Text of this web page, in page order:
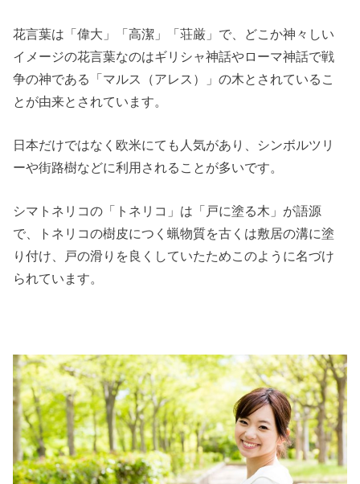
花言葉は「偉大」「高潔」「荘厳」で、どこか神々しい
イメージの花言葉なのはギリシャ神話やローマ神話で戦
争の神である「マルス（アレス）」の木とされているこ
とが由来とされています。
日本だけではなく欧米にても人気があり、シンボルツリ
ーや街路樹などに利用されることが多いです。
シマトネリコの「トネリコ」は「戸に塗る木」が語源
で、トネリコの樹皮につく蝋物質を古くは敷居の溝に塗
り付け、戸の滑りを良くしていたためこのように名づけ
られています。